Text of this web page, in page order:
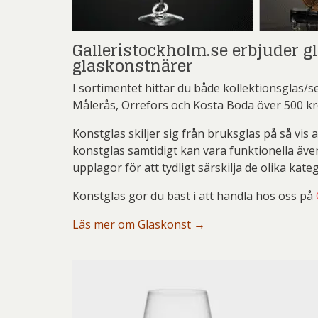
Josefina
Martin
Josefina
Mikael
Olle
Gösta
Galleristockholm.se erbjuder
glaskonstnärer
I sortimentet hittar du både kollektionsglas/
Målerås, Orrefors och Kosta Boda över 500
Konstglas skiljer sig från bruksglas på så
konstglas samtidigt kan vara funktionella
upplagor för att tydligt särskilja de olika
Konstglas gör du bäst i att handla hos oss på
Läs mer om Glaskonst →